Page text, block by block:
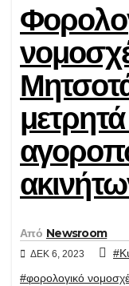
μετρητά
Από Newsroom
ΔΕΚ 6, 2023
#φορολογικό